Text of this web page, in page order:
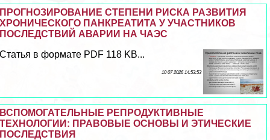
ПРОГНОЗИРОВАНИЕ СТЕПЕНИ РИСКА РАЗВИТИЯ
ХРОНИЧЕСКОГО ПАНКРЕАТИТА У УЧАСТНИКОВ
ПОСЛЕДСТВИЙ АВАРИИ НА ЧАЭС
Статья в формате PDF 118 KB...
10 07 2026 14:53:53
ВСПОМОГАТЕЛЬНЫЕ РЕПРОДУКТИВНЫЕ
ТЕХНОЛОГИИ: ПРАВОВЫЕ ОСНОВЫ И ЭТИЧЕСКИЕ
ПОСЛЕДСТВИЯ